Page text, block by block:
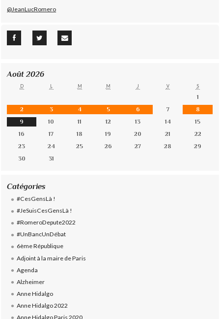
@JeanLucRomero
Août 2026
D L M M J V S
1
2
3 4 5 6 7
8
9
10 11 12 13 14
15
16
17 18 19 20 21
22
23
24 25 26 27 28
29
30
31
Catégories
#CesGensLà !
#JeSuisCesGensLà !
#RomeroDepute2022
#UnBancUnDébat
6ème République
Adjoint à la maire de Paris
Agenda
Alzheimer
Anne Hidalgo
Anne Hidalgo 2022
Anne Hidalgo Paris 2020